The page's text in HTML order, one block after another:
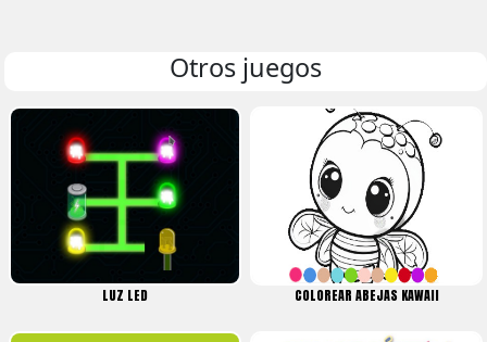
Otros juegos
LUZ LED COLOREAR ABEJAS KAWAII